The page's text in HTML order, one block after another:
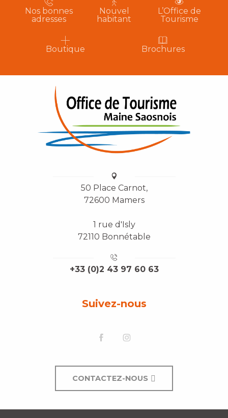
Nos bonnes
adresses
Nouvel
habitant
L’Office de
Tourisme
Boutique Brochures
50 Place Carnot,
72600 Mamers
1 rue d'Isly
72110 Bonnétable
+33 (0)2 43 97 60 63
Suivez-nous
CONTACTEZ-NOUS